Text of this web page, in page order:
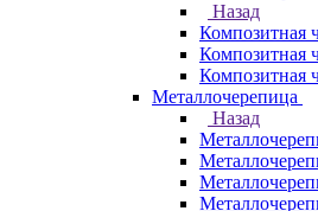
Назад
Композитная
Композитная
Композитная
Металлочерепица
Назад